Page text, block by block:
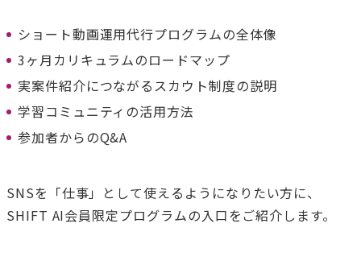
ショート動画運用代行プログラムの全体像
3ヶ月カリキュラムのロードマップ
実案件紹介につながるスカウト制度の説明
学習コミュニティの活用方法
参加者からのQ&A
SNSを「仕事」として使えるようになりたい方に、
SHIFT AI会員限定プログラムの入口をご紹介します。